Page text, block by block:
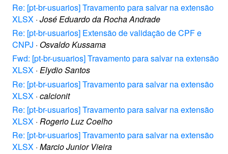
Re: [pt-br-usuarios] Travamento para salvar na extensão
XLSX · José Eduardo da Rocha Andrade
Re: [pt-br-usuarios] Extensão de validação de CPF e
CNPJ · Osvaldo Kussama
Fwd: [pt-br-usuarios] Travamento para salvar na extensão
XLSX · Elydio Santos
Re: [pt-br-usuarios] Travamento para salvar na extensão
XLSX · calcionit
Re: [pt-br-usuarios] Travamento para salvar na extensão
XLSX · Rogerio Luz Coelho
Re: [pt-br-usuarios] Travamento para salvar na extensão
XLSX · Marcio Junior Vieira